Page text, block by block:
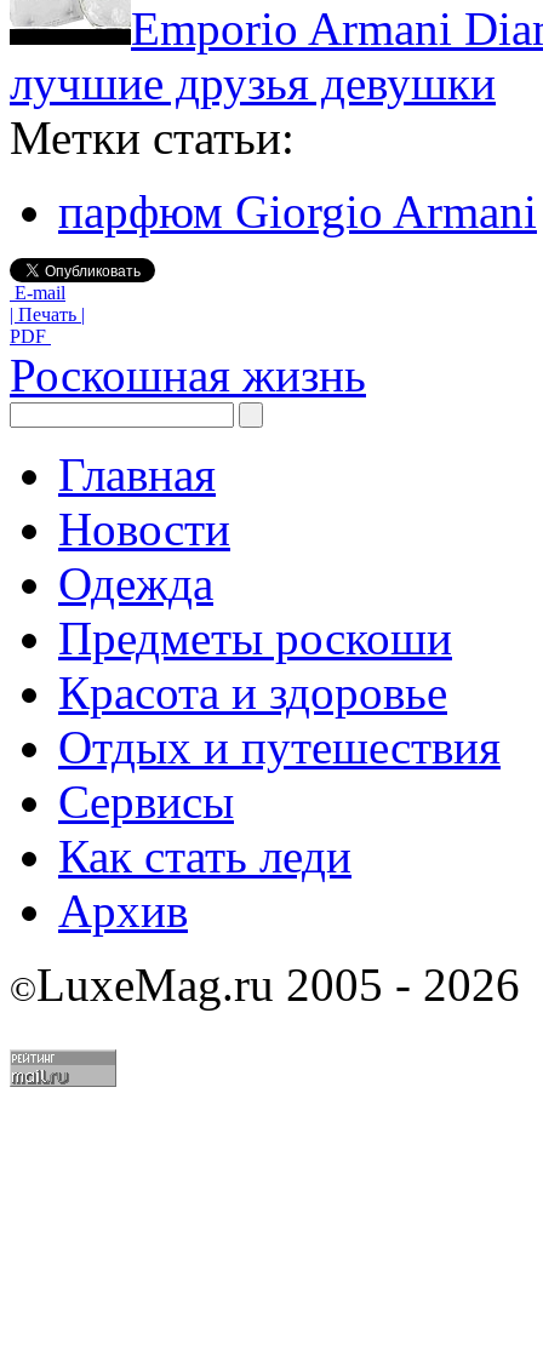
Emporio Armani
лучшие друзья девушки
Метки статьи:
парфюм Giorgio Armani
E-mail
| Печать |
PDF
Роскошная жизнь
Главная
Новости
Одежда
Предметы роскоши
Красота и здоровье
Отдых и путешествия
Сервисы
Как стать леди
Архив
©LuxeMag.ru 2005 - 2026